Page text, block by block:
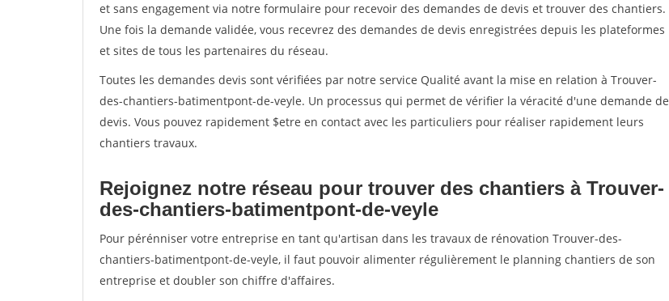
et sans engagement via notre formulaire pour recevoir des demandes de devis et trouver des chantiers.
Une fois la demande validée, vous recevrez des demandes de devis enregistrées depuis les plateformes
et sites de tous les partenaires du réseau.
Toutes les demandes devis sont vérifiées par notre service Qualité avant la mise en relation à Trouver-
des-chantiers-batimentpont-de-veyle. Un processus qui permet de vérifier la véracité d'une demande de
devis. Vous pouvez rapidement $etre en contact avec les particuliers pour réaliser rapidement leurs
chantiers travaux.
Rejoignez notre réseau pour trouver des chantiers à Trouver-
des-chantiers-batimentpont-de-veyle
Pour pérénniser votre entreprise en tant qu'artisan dans les travaux de rénovation Trouver-des-
chantiers-batimentpont-de-veyle, il faut pouvoir alimenter régulièrement le planning chantiers de son
entreprise et doubler son chiffre d'affaires.